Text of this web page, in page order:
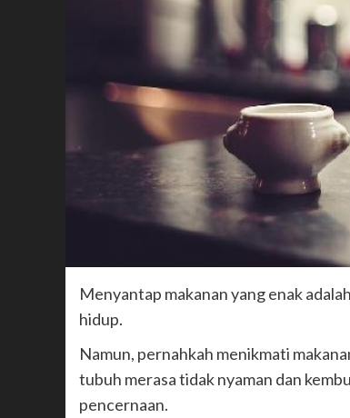
Menyantap makanan yang enak
hidup.
Namun, pernahkah menikmati
tubuh merasa tidak nyaman dan
pencernaan.